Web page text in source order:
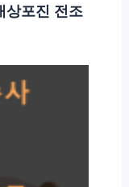
상포진 전조